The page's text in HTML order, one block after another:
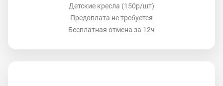
Детские кресла (150р/шт)
Предоплата не требуется
Бесплатная отмена за 12ч